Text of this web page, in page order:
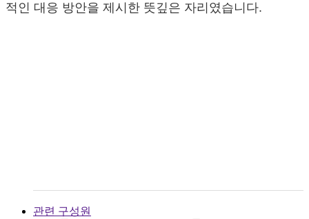
적인 대응 방안을 제시한 뜻깊은 자리였습니다.
관련 구성원